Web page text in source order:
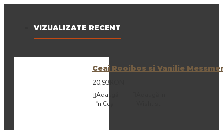
VIZUALIZATE RECENT
Ceai Rooibos si Vanilie
20,93RON
Adaugă
în Coş